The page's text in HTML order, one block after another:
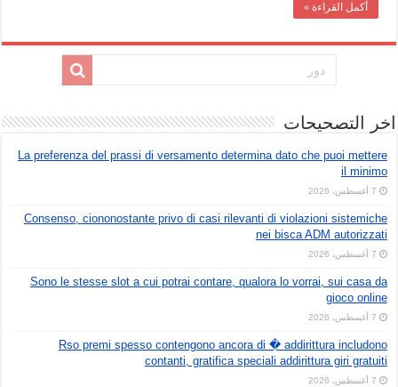
أكمل القراءة »
اخر التصحيحات
La preferenza del prassi di versamento determina dato che puoi mettere
il minimo
7 أغسطس، 2026
Consenso, ciononostante privo di casi rilevanti di violazioni sistemiche
nei bisca ADM autorizzati
7 أغسطس، 2026
Sono le stesse slot a cui potrai contare, qualora lo vorrai, sui casa da
gioco online
7 أغسطس، 2026
Rso premi spesso contengono ancora di � addirittura includono
contanti, gratifica speciali addirittura giri gratuiti
7 أغسطس، 2026